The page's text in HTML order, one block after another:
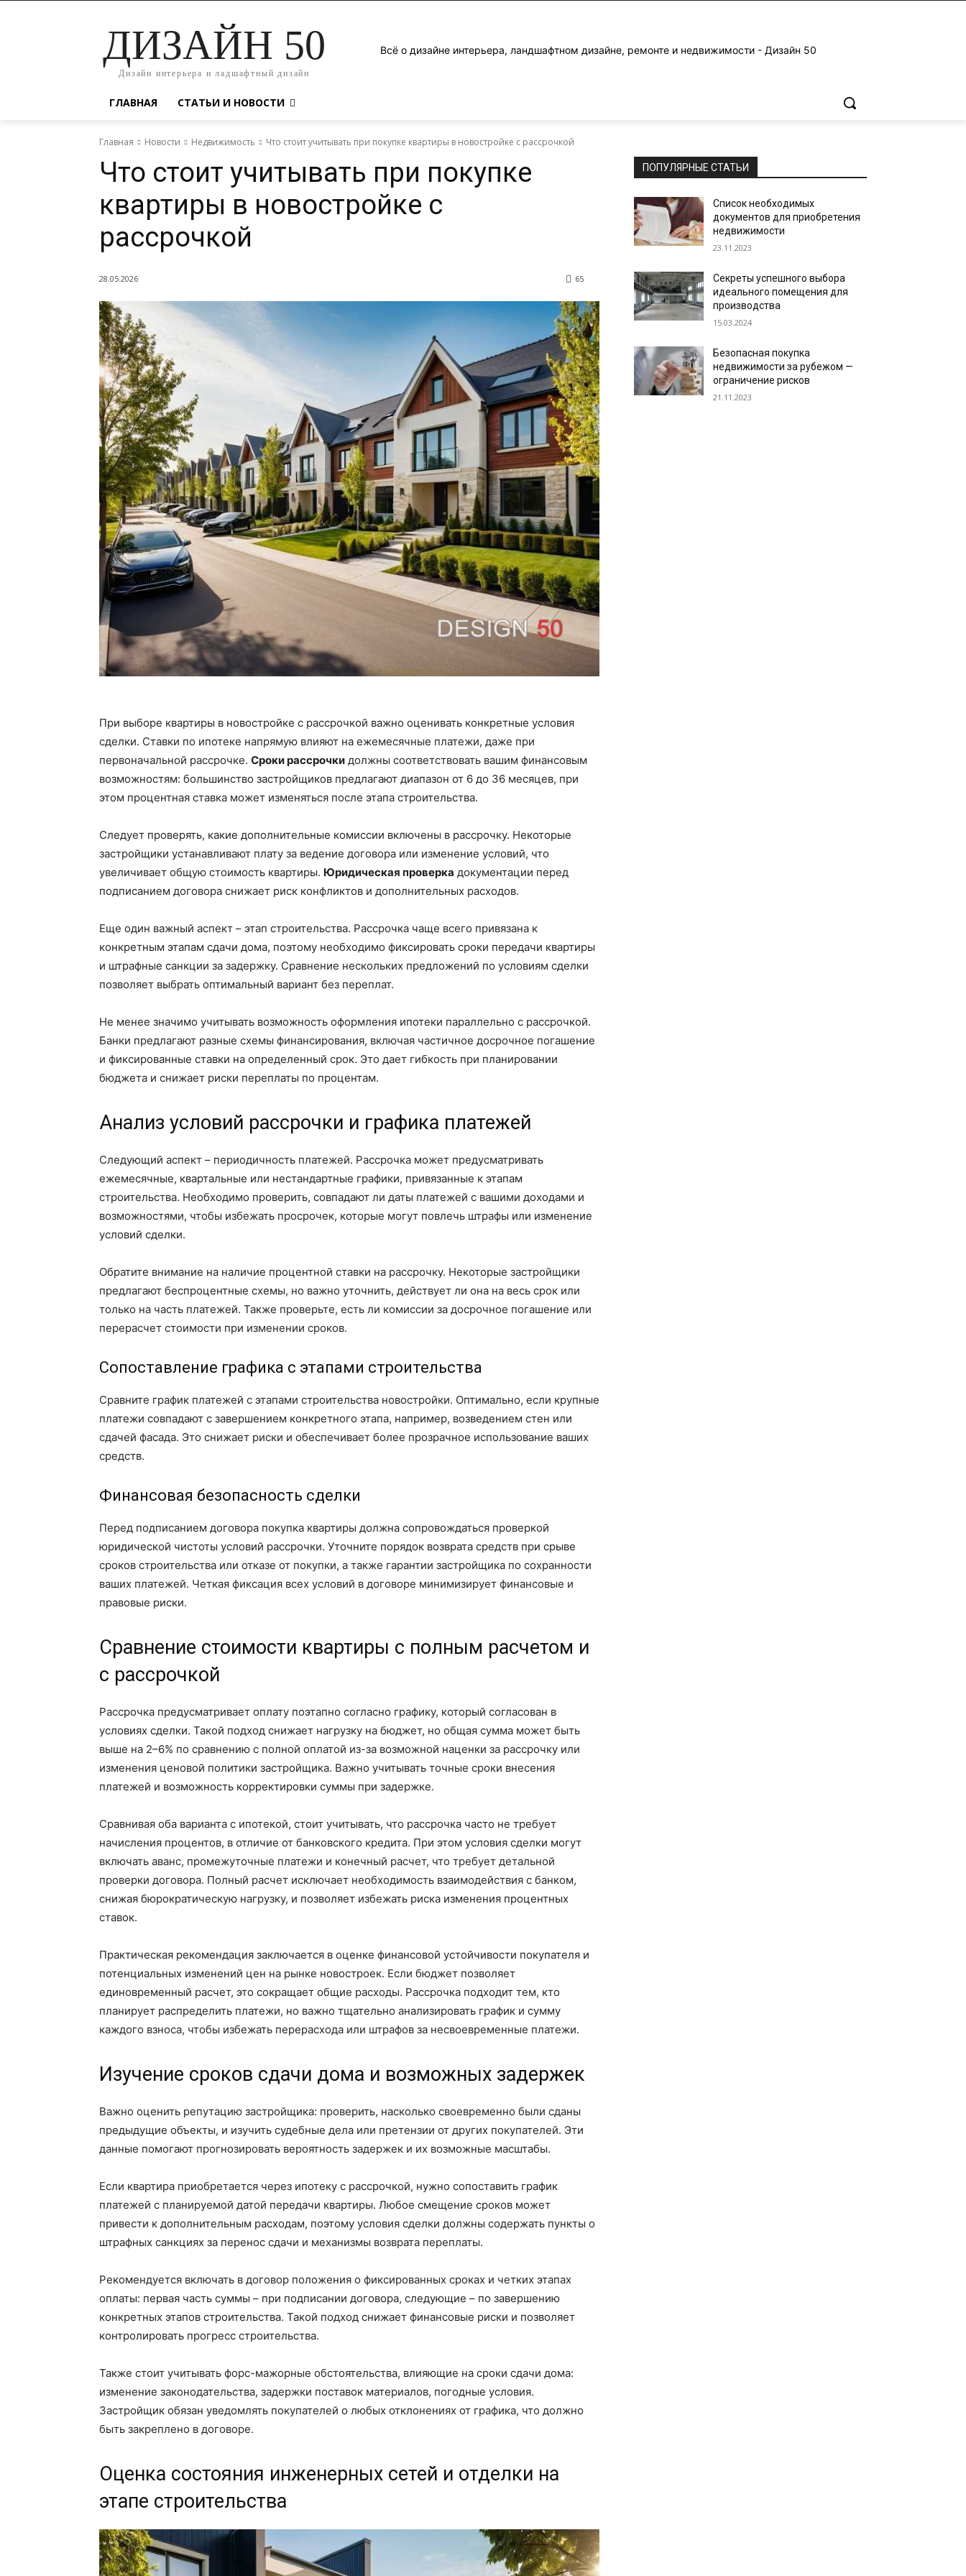
ДИЗАЙН 50
Дизайн интерьера и ладшафтный дизайн
Всё о дизайне интерьера, ландшафтном дизайне, ремонте и недвижимости - Дизайн 50
ГЛАВНАЯ СТАТЬИ И НОВОСТИ
Главная Новости Недвижимость Что стоит учитывать при покупке квартиры в новостройке с рассрочкой
Что стоит учитывать при покупке
квартиры в новостройке с
рассрочкой
28.05.2026 65
При выборе квартиры в новостройке с рассрочкой важно оценивать конкретные условия
сделки. Ставки по ипотеке напрямую влияют на ежемесячные платежи, даже при
первоначальной рассрочке. Сроки рассрочки должны соответствовать вашим финансовым
возможностям: большинство застройщиков предлагают диапазон от 6 до 36 месяцев, при
этом процентная ставка может изменяться после этапа строительства.
Следует проверять, какие дополнительные комиссии включены в рассрочку. Некоторые
застройщики устанавливают плату за ведение договора или изменение условий, что
увеличивает общую стоимость квартиры. Юридическая проверка документации перед
подписанием договора снижает риск конфликтов и дополнительных расходов.
Еще один важный аспект – этап строительства. Рассрочка чаще всего привязана к
конкретным этапам сдачи дома, поэтому необходимо фиксировать сроки передачи квартиры
и штрафные санкции за задержку. Сравнение нескольких предложений по условиям сделки
позволяет выбрать оптимальный вариант без переплат.
Не менее значимо учитывать возможность оформления ипотеки параллельно с рассрочкой.
Банки предлагают разные схемы финансирования, включая частичное досрочное погашение
и фиксированные ставки на определенный срок. Это дает гибкость при планировании
бюджета и снижает риски переплаты по процентам.
Анализ условий рассрочки и графика платежей
Следующий аспект – периодичность платежей. Рассрочка может предусматривать
ежемесячные, квартальные или нестандартные графики, привязанные к этапам
строительства. Необходимо проверить, совпадают ли даты платежей с вашими доходами и
возможностями, чтобы избежать просрочек, которые могут повлечь штрафы или изменение
условий сделки.
Обратите внимание на наличие процентной ставки на рассрочку. Некоторые застройщики
предлагают беспроцентные схемы, но важно уточнить, действует ли она на весь срок или
только на часть платежей. Также проверьте, есть ли комиссии за досрочное погашение или
перерасчет стоимости при изменении сроков.
Сопоставление графика с этапами строительства
Сравните график платежей с этапами строительства новостройки. Оптимально, если крупные
платежи совпадают с завершением конкретного этапа, например, возведением стен или
сдачей фасада. Это снижает риски и обеспечивает более прозрачное использование ваших
средств.
Финансовая безопасность сделки
Перед подписанием договора покупка квартиры должна сопровождаться проверкой
юридической чистоты условий рассрочки. Уточните порядок возврата средств при срыве
сроков строительства или отказе от покупки, а также гарантии застройщика по сохранности
ваших платежей. Четкая фиксация всех условий в договоре минимизирует финансовые и
правовые риски.
Сравнение стоимости квартиры с полным расчетом и
с рассрочкой
Рассрочка предусматривает оплату поэтапно согласно графику, который согласован в
условиях сделки. Такой подход снижает нагрузку на бюджет, но общая сумма может быть
выше на 2–6% по сравнению с полной оплатой из-за возможной наценки за рассрочку или
изменения ценовой политики застройщика. Важно учитывать точные сроки внесения
платежей и возможность корректировки суммы при задержке.
Сравнивая оба варианта с ипотекой, стоит учитывать, что рассрочка часто не требует
начисления процентов, в отличие от банковского кредита. При этом условия сделки могут
включать аванс, промежуточные платежи и конечный расчет, что требует детальной
проверки договора. Полный расчет исключает необходимость взаимодействия с банком,
снижая бюрократическую нагрузку, и позволяет избежать риска изменения процентных
ставок.
Практическая рекомендация заключается в оценке финансовой устойчивости покупателя и
потенциальных изменений цен на рынке новостроек. Если бюджет позволяет
единовременный расчет, это сокращает общие расходы. Рассрочка подходит тем, кто
планирует распределить платежи, но важно тщательно анализировать график и сумму
каждого взноса, чтобы избежать перерасхода или штрафов за несвоевременные платежи.
Изучение сроков сдачи дома и возможных задержек
Важно оценить репутацию застройщика: проверить, насколько своевременно были сданы
предыдущие объекты, и изучить судебные дела или претензии от других покупателей. Эти
данные помогают прогнозировать вероятность задержек и их возможные масштабы.
Если квартира приобретается через ипотеку с рассрочкой, нужно сопоставить график
платежей с планируемой датой передачи квартиры. Любое смещение сроков может
привести к дополнительным расходам, поэтому условия сделки должны содержать пункты о
штрафных санкциях за перенос сдачи и механизмы возврата переплаты.
Рекомендуется включать в договор положения о фиксированных сроках и четких этапах
оплаты: первая часть суммы – при подписании договора, следующие – по завершению
конкретных этапов строительства. Такой подход снижает финансовые риски и позволяет
контролировать прогресс строительства.
Также стоит учитывать форс-мажорные обстоятельства, влияющие на сроки сдачи дома:
изменение законодательства, задержки поставок материалов, погодные условия.
Застройщик обязан уведомлять покупателей о любых отклонениях от графика, что должно
быть закреплено в договоре.
Оценка состояния инженерных сетей и отделки на
этапе строительства
ПОПУЛЯРНЫЕ СТАТЬИ
Список необходимых
документов для приобретения
недвижимости
23.11.2023
Секреты успешного выбора
идеального помещения для
производства
15.03.2024
Безопасная покупка
недвижимости за рубежом —
ограничение рисков
21.11.2023